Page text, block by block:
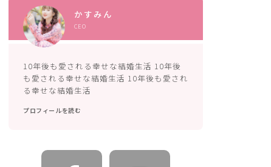
かすみん
CEO
10年後も愛される幸せな結婚生活 10年後
も愛される幸せな結婚生活 10年後も愛され
る幸せな結婚生活
プロフィールを読む